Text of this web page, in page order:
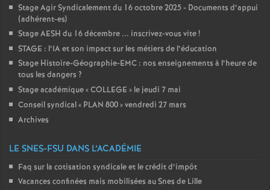
Stage Agir Syndicalement du 16 octobre 2025 - Documents d’appui
(adhérent-es)
Stage AESH du 16 décembre ... inscrivez-vous vite!
STAGE : l’IA et son impact sur les métiers de l’éducation
Stage Histoire-Géographie-EMC : nos enseignements à l’heure de
tous les dangers ?
Stage académique «COLLEGE » le jeudi 7 mai
Conseil syndical « PLAN 800» vendredi 27 mars
Archives
LE SNES-FSU DANS L’ACADÉMIE
Faq sur la cotisation syndicale et le crédit d’impôt
Vacances confinées mais mobilisées au Snes de Lille